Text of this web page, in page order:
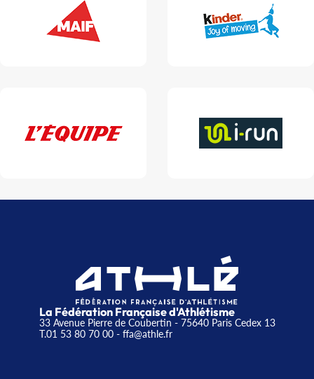
La Fédération Française d'Athlétisme
33 Avenue Pierre de Coubertin - 75640 Paris Cedex 13
T.01 53 80 70 00- ffa@athle.fr